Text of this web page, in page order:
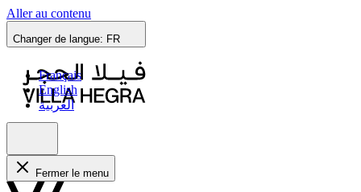
Aller au contenu
Changer de langue: FR
Français
English
العربية
Fermer le menu